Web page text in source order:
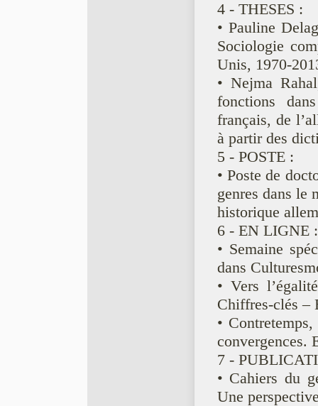
4 - THESES :
• Pauline
Sociologie
Unis, 1970-
• Nejma
fonctions
français, de
à partir des
5 - POSTE :
• Poste de
genres dans le
historique
6 - EN LIGNE :
• Semaine
dans
• Vers
Chiffres-clés –
•
convergences.
7 -
• Cahiers du
Une